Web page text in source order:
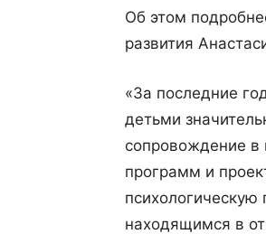
Об этом
развития
«За последние
детьми
сопровождение в
программ и
находящимся в